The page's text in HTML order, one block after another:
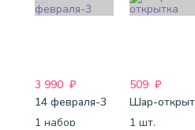
3 990 ₽
14 февраля-3
1 набор
509 ₽
1 шт.